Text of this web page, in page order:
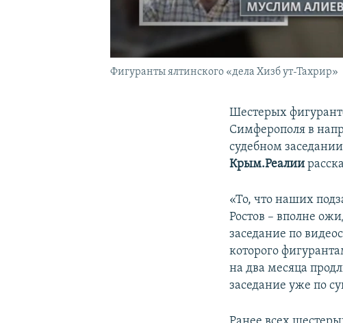
Фигуранты ялтинского «дела Хизб ут-Тахрир»
Шестерых
Симферополя в
судебном
Крым.Реалии
«То, что наших
Ростов – вполне
заседание по
которого
на два месяца
заседание уже по